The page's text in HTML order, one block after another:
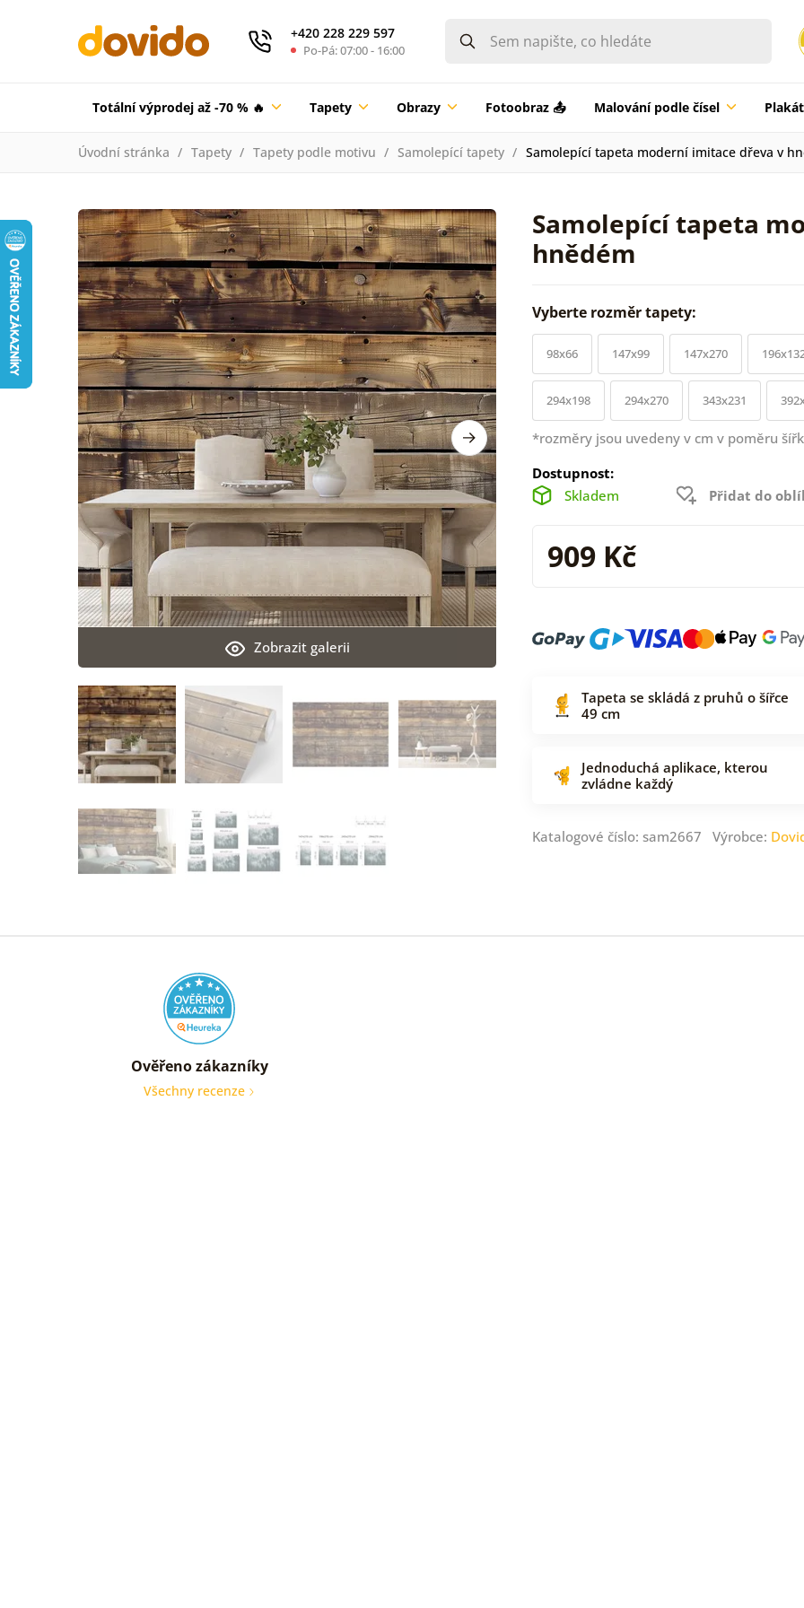
+420 228 229 597
Po-Pá: 07:00 - 16:00
Totální výprodej až -70 % 🔥 Tapety Obrazy Fotoobraz 📤 Malování podle čísel
Úvodní stránka Tapety Tapety podle motivu Samolepící tapety Samolepící tapeta moderní imitace dřeva v
Samolepící tapeta
hnědém
Zobrazit galerii
Vyberte rozměr tapety:
98x66 147x99 147x270
294x198 294x270 343x231
*rozměry jsou uvedeny v cm v poměru
Dostupnost:
Skladem
Přidat do
909 Kč
Tapeta se skládá z pruhů o šířce
49 cm
Jednoduchá aplikace, kterou
zvládne každý
Katalogové číslo: sam2667 Výrobce:
Ověřeno zákazníky
Všechny recenze